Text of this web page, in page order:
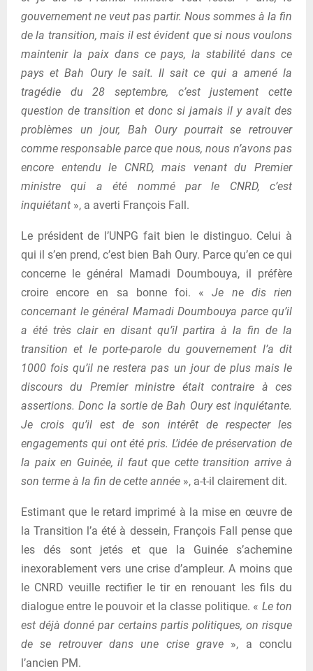
gouvernement ne veut pas partir. Nous sommes à la fin
de la transition, mais il est évident que si nous voulons
maintenir la paix dans ce pays, la stabilité dans ce
pays et Bah Oury le sait. Il sait ce qui a amené la
tragédie du 28 septembre, c’est justement cette
question de transition et donc si jamais il y avait des
problèmes un jour, Bah Oury pourrait se retrouver
comme responsable parce que nous, nous n’avons pas
encore entendu le CNRD, mais venant du Premier
ministre qui a été nommé par le CNRD, c’est
inquiétant », a averti François Fall.
Le président de l’UNPG fait bien le distinguo. Celui à
qui il s’en prend, c’est bien Bah Oury. Parce qu’en ce qui
concerne le général Mamadi Doumbouya, il préfère
croire encore en sa bonne foi. «Je ne dis rien
concernant le général Mamadi Doumbouya parce qu’il
a été très clair en disant qu’il partira à la fin de la
transition et le porte-parole du gouvernement l’a dit
1000 fois qu’il ne restera pas un jour de plus mais le
discours du Premier ministre était contraire à ces
assertions. Donc la sortie de Bah Oury est inquiétante.
Je crois qu’il est de son intérêt de respecter les
engagements qui ont été pris. L’idée de préservation de
la paix en Guinée, il faut que cette transition arrive à
son terme à la fin de cette année », a-t-il clairement dit.
Estimant que le retard imprimé à la mise en œuvre de
la Transition l’a été à dessein, François Fall pense que
les dés sont jetés et que la Guinée s’achemine
inexorablement vers une crise d’ampleur. A moins que
le CNRD veuille rectifier le tir en renouant les fils du
dialogue entre le pouvoir et la classe politique. « Le ton
est déjà donné par certains partis politiques, on risque
de se retrouver dans une crise grave », a conclu
l’ancien PM.